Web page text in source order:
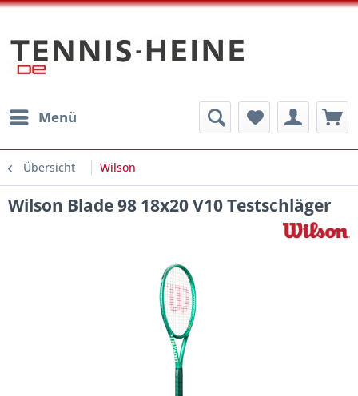
Menü
Übersicht Wilson
Wilson Blade 98 18x20 V10 Testschläger